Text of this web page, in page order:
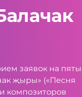
заявок на
җыры» («Песня
композиторов